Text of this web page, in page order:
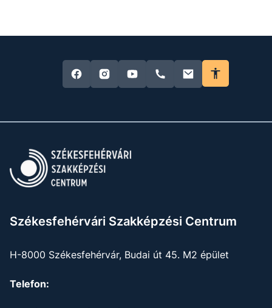
Székesfehérvári Szakképzési Centrum
H-8000 Székesfehérvár, Budai út 45. M2 épület
Telefon: